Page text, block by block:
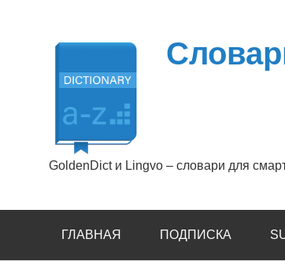
GoldenDict и Lingvo – словари для
ГЛАВНАЯ ПОДПИСКА